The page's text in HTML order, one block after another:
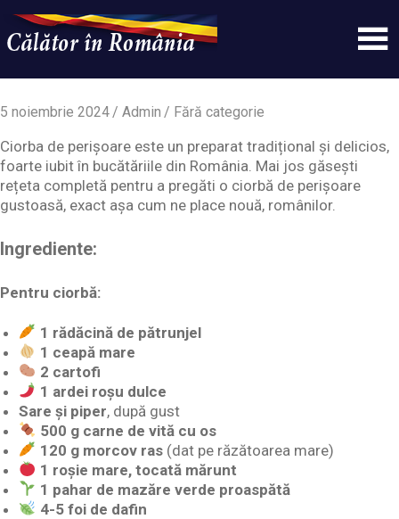
content
Calatorinromania
simplu
WordPress
5 noiembrie 2024 Admin Fără categorie
Ciorba de perișoare este un preparat tradițional și delicios,
foarte iubit în bucătăriile din România. Mai jos găsești
rețeta completă pentru a pregăti o ciorbă de perișoare
gustoasă, exact așa cum ne place nouă, românilor.
Ingrediente:
Pentru ciorbă:
1 rădăcină de pătrunjel
1 ceapă mare
2 cartofi
1 ardei roșu dulce
Sare și piper, după gust
500 g carne de vită cu os
120 g morcov ras(dat pe răzătoarea mare)
1 roșie mare, tocată mărunt
1 pahar de mazăre verde proaspătă
4-5 foi de dafin